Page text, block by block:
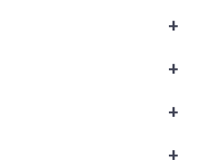
+
+
+
+